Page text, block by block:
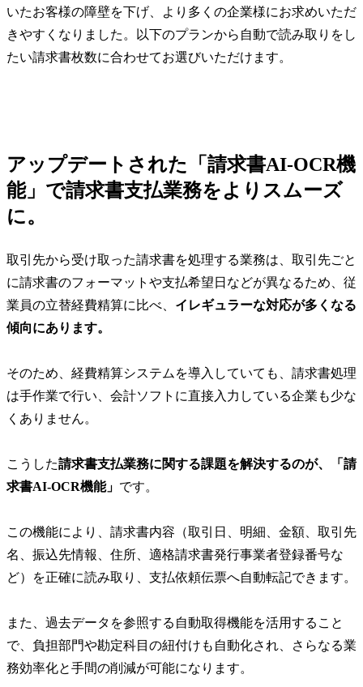
いたお客様の障壁を下げ、より多くの企業様にお求めいただ
きやすくなりました。以下のプランから自動で読み取りをし
たい請求書枚数に合わせてお選びいただけます。
アップデートされた「請求書AI-OCR機
能」で請求書支払業務をよりスムーズ
に。
取引先から受け取った請求書を処理する業務は、取引先ごと
に請求書のフォーマットや支払希望日などが異なるため、従
業員の立替経費精算に比べ、 イレギュラーな対応が多くなる
傾向にあります。
そのため、経費精算システムを導入していても、請求書処理
は手作業で行い、会計ソフトに直接入力している企業も少な
くありません。
こうした請求書支払業務に関する課題を解決するのが、「請
求書AI-OCR機能」 です。
この機能により、請求書内容（取引日、明細、金額、取引先
名、振込先情報、住所、適格請求書発行事業者登録番号な
ど）を正確に読み取り、支払依頼伝票へ自動転記できます。
また、過去データを参照する自動取得機能を活用すること
で、負担部門や勘定科目の紐付けも自動化され、さらなる業
務効率化と手間の削減が可能になります。